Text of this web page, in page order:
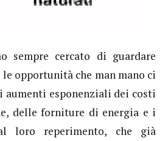
sempre cercato di guardare
opportunità che man mano ci
aumenti esponenziali dei costi
delle forniture di energia e i
loro reperimento, che già